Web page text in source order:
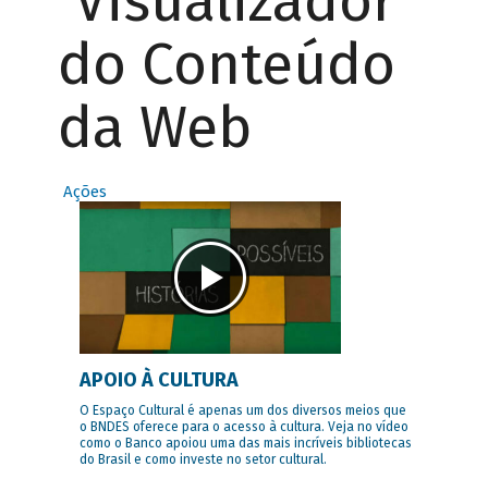
do Conteúdo
da Web
Ações
APOIO À CULTURA
O Espaço Cultural é apenas um dos diversos meios que
o BNDES oferece para o acesso à cultura. Veja no vídeo
como o Banco apoiou uma das mais incríveis bibliotecas
do Brasil e como investe no setor cultural.